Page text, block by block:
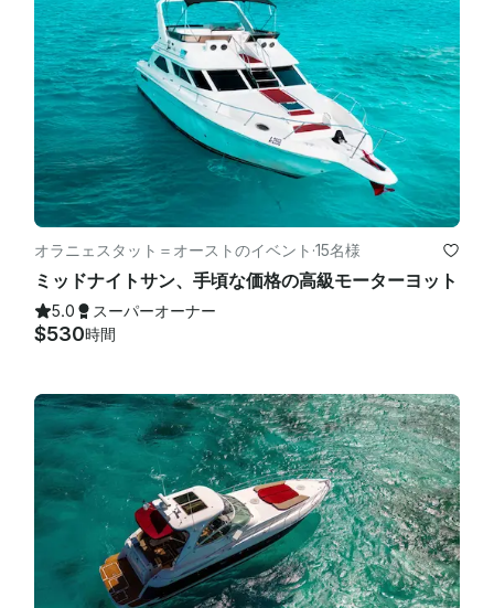
オラニェスタット＝オーストのイベント ·15名様
ミッドナイトサン、手頃な価格の高級モーターヨット
5.0 スーパーオーナー
$530時間